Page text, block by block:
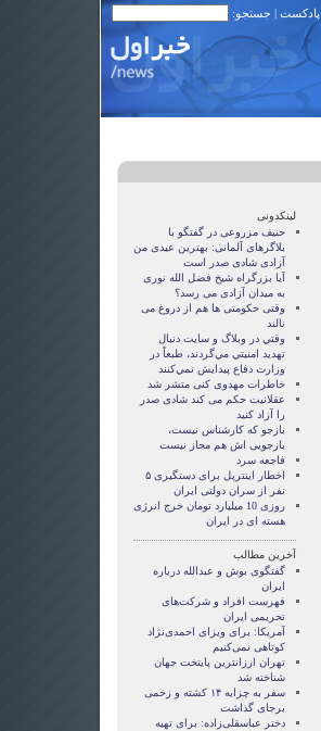
پادکست | جستجو:
لینکدونی
حنیف مزروعی در گفتگو با
بلاگرهای آلمانی: بهترین عیدی من
آزادی شادی صدر است
آيا بزرگراه شيخ فضل الله نوری
به ميدان آزادی می رسد؟
وقتی حکومتی ها هم از دروغ می
نالند
وقتي در وبلاگ و سايت دنبال
تهديد امنيتي مي‌گردند، طبعاً در
وزارت دفاع پيدايش نمي‌كنند
خاطرات مهدوی كنی متشر شد
عقلانيت حکم می کند شادی صدر
را آزاد کنيد
بازجو که کارشناس نیست،
بازجویی اش هم مجاز نیست
فاجعه سرد
اخطار اینترپل برای دستگیری ۵
نفر از سران دولتی ایران
روزی 10 ميليارد تومان خرج انرژی
هسته ای در ايران
آخرین مطالب
گفتگوی بوش و عبدالله درباره
ایران
فهرست افراد و شرکت‌های
تحریمی ایران
آمریکا: برای ویزای احمدی‌نژاد
کوتاهی نمی‌کنیم
تهران ارزانترین پایتخت جهان
شناخته شد
سفر به چزابه ۱۴ کشته و زخمی
برجای گذاشت
دختر عباسقلی‌زاده: برای تهیه